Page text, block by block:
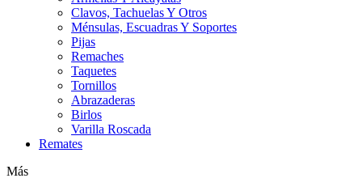
Clavos, Tachuelas Y Otros
Ménsulas, Escuadras Y Soportes
Pijas
Remaches
Taquetes
Tornillos
Abrazaderas
Birlos
Varilla Roscada
Remates
Más